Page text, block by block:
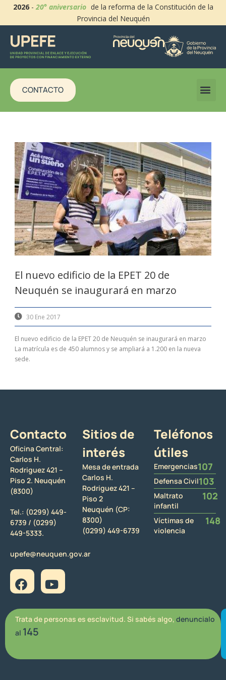
2026-20° aniversario de la reforma de la Constitución de la
Provincia del Neuquén
CONTACTO
El nuevo edificio de la EPET 20 de
Neuquén se inaugurará en marzo
30 Ene 2017
El nuevo edificio de la EPET 20 de Neuquén se inaugurará en marzo
La matrícula es de 450 alumnos y se ampliará a 1.200 en la nueva
sede.
Contacto
Oficina Central:
Carlos H.
Rodriguez 421 –
Piso 2. Neuquén
(8300)
Tel.: (0299) 449-
6739 / (0299)
449-5333.
upefe@neuquen.gov.ar
Sitios de
interés
Mesa de entrada
Carlos H.
Rodriguez 421 –
Piso 2
Neuquén (CP:
8300)
(0299) 449-6739
Teléfonos
útiles
Emergencias107
Defensa Civil103
Maltrato
infantil
102
Víctimas de
violencia
148
Trata de personas es esclavitud. Si sabés algo, denuncialo
al 145